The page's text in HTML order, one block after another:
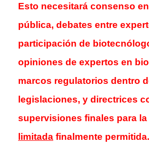
Esto necesitará consenso
pública, debates entre
participación de
opiniones de expertos en
marcos regulatorios dentro
legislaciones, y directrices
supervisiones finales para
limitada finalmente permitida.